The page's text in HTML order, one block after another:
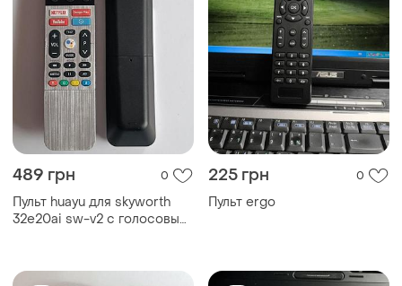
489 грн 0
Пульт huayu для skyworth
32e20ai sw-v2 с голосовым
225 грн 0
Пульт ergo